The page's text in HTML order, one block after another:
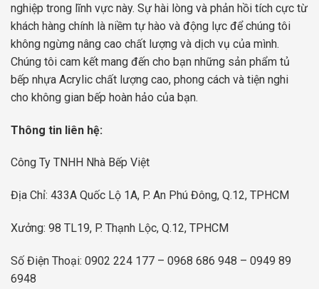
nghiệp trong lĩnh vực này. Sự hài lòng và phản hồi tích cực từ
khách hàng chính là niềm tự hào và động lực để chúng tôi
không ngừng nâng cao chất lượng và dịch vụ của mình.
Chúng tôi cam kết mang đến cho bạn những sản phẩm tủ
bếp nhựa Acrylic chất lượng cao, phong cách và tiện nghi
cho không gian bếp hoàn hảo của bạn.
Thông tin liên hệ:
Công Ty TNHH Nhà Bếp Việt
Địa Chỉ: 433A Quốc Lộ 1A, P. An Phú Đông, Q.12, TPHCM
Xưởng: 98 TL19, P. Thạnh Lộc, Q.12, TPHCM
Số Điện Thoại: 0902 224 177 – 0968 686 948 – 0949 89
6948